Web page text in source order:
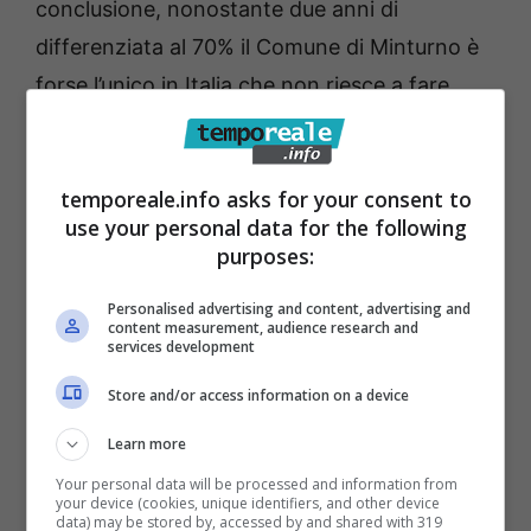
conclusione, nonostante due anni di
differenziata al 70% il Comune di Minturno è
forse l’unico in Italia che non riesce a fare
avere un ritorno in termini economici ai propri
Come già detto in passato, una soluzione per
ristorare direttamente i cittadini potrebbe
essere quella di installare le macchinette
mangia plastica, grazie alle quali una famiglia
potrebbe ricavare dallo smaltimento di
100€ annui. Ma sappiamo che la nostra
proposta non è stata accettata, anzi,
temporeale.info asks for your consent to
use your personal data for the following
purposes:
Personalised advertising and content, advertising and
content measurement, audience research and
services development
Store and/or access information on a device
Learn more
Your personal data will be processed and information from
your device (cookies, unique identifiers, and other device
data) may be stored by, accessed by and shared with 319